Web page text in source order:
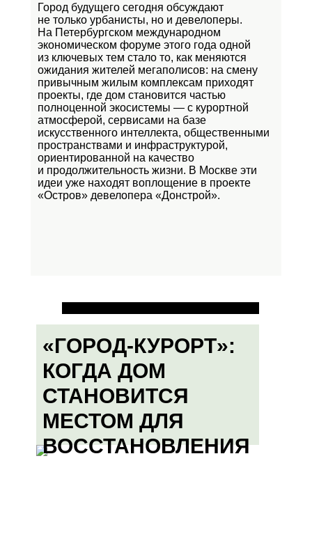
Город будущего сегодня обсуждают
не только урбанисты, но и девелоперы.
На Петербургском международном
экономическом форуме этого года одной
из ключевых тем стало то, как меняются
ожидания жителей мегаполисов: на смену
привычным жилым комплексам приходят
проекты, где дом становится частью
полноценной экосистемы — с курортной
атмосферой, сервисами на базе
искусственного интеллекта, общественными
пространствами и инфраструктурой,
ориентированной на качество
и продолжительность жизни. В Москве эти
идеи уже находят воплощение в проекте
«Остров» девелопера «Донстрой».
«ГОРОД-КУРОРТ»:
КОГДА ДОМ
СТАНОВИТСЯ
МЕСТОМ ДЛЯ
ВОССТАНОВЛЕНИЯ